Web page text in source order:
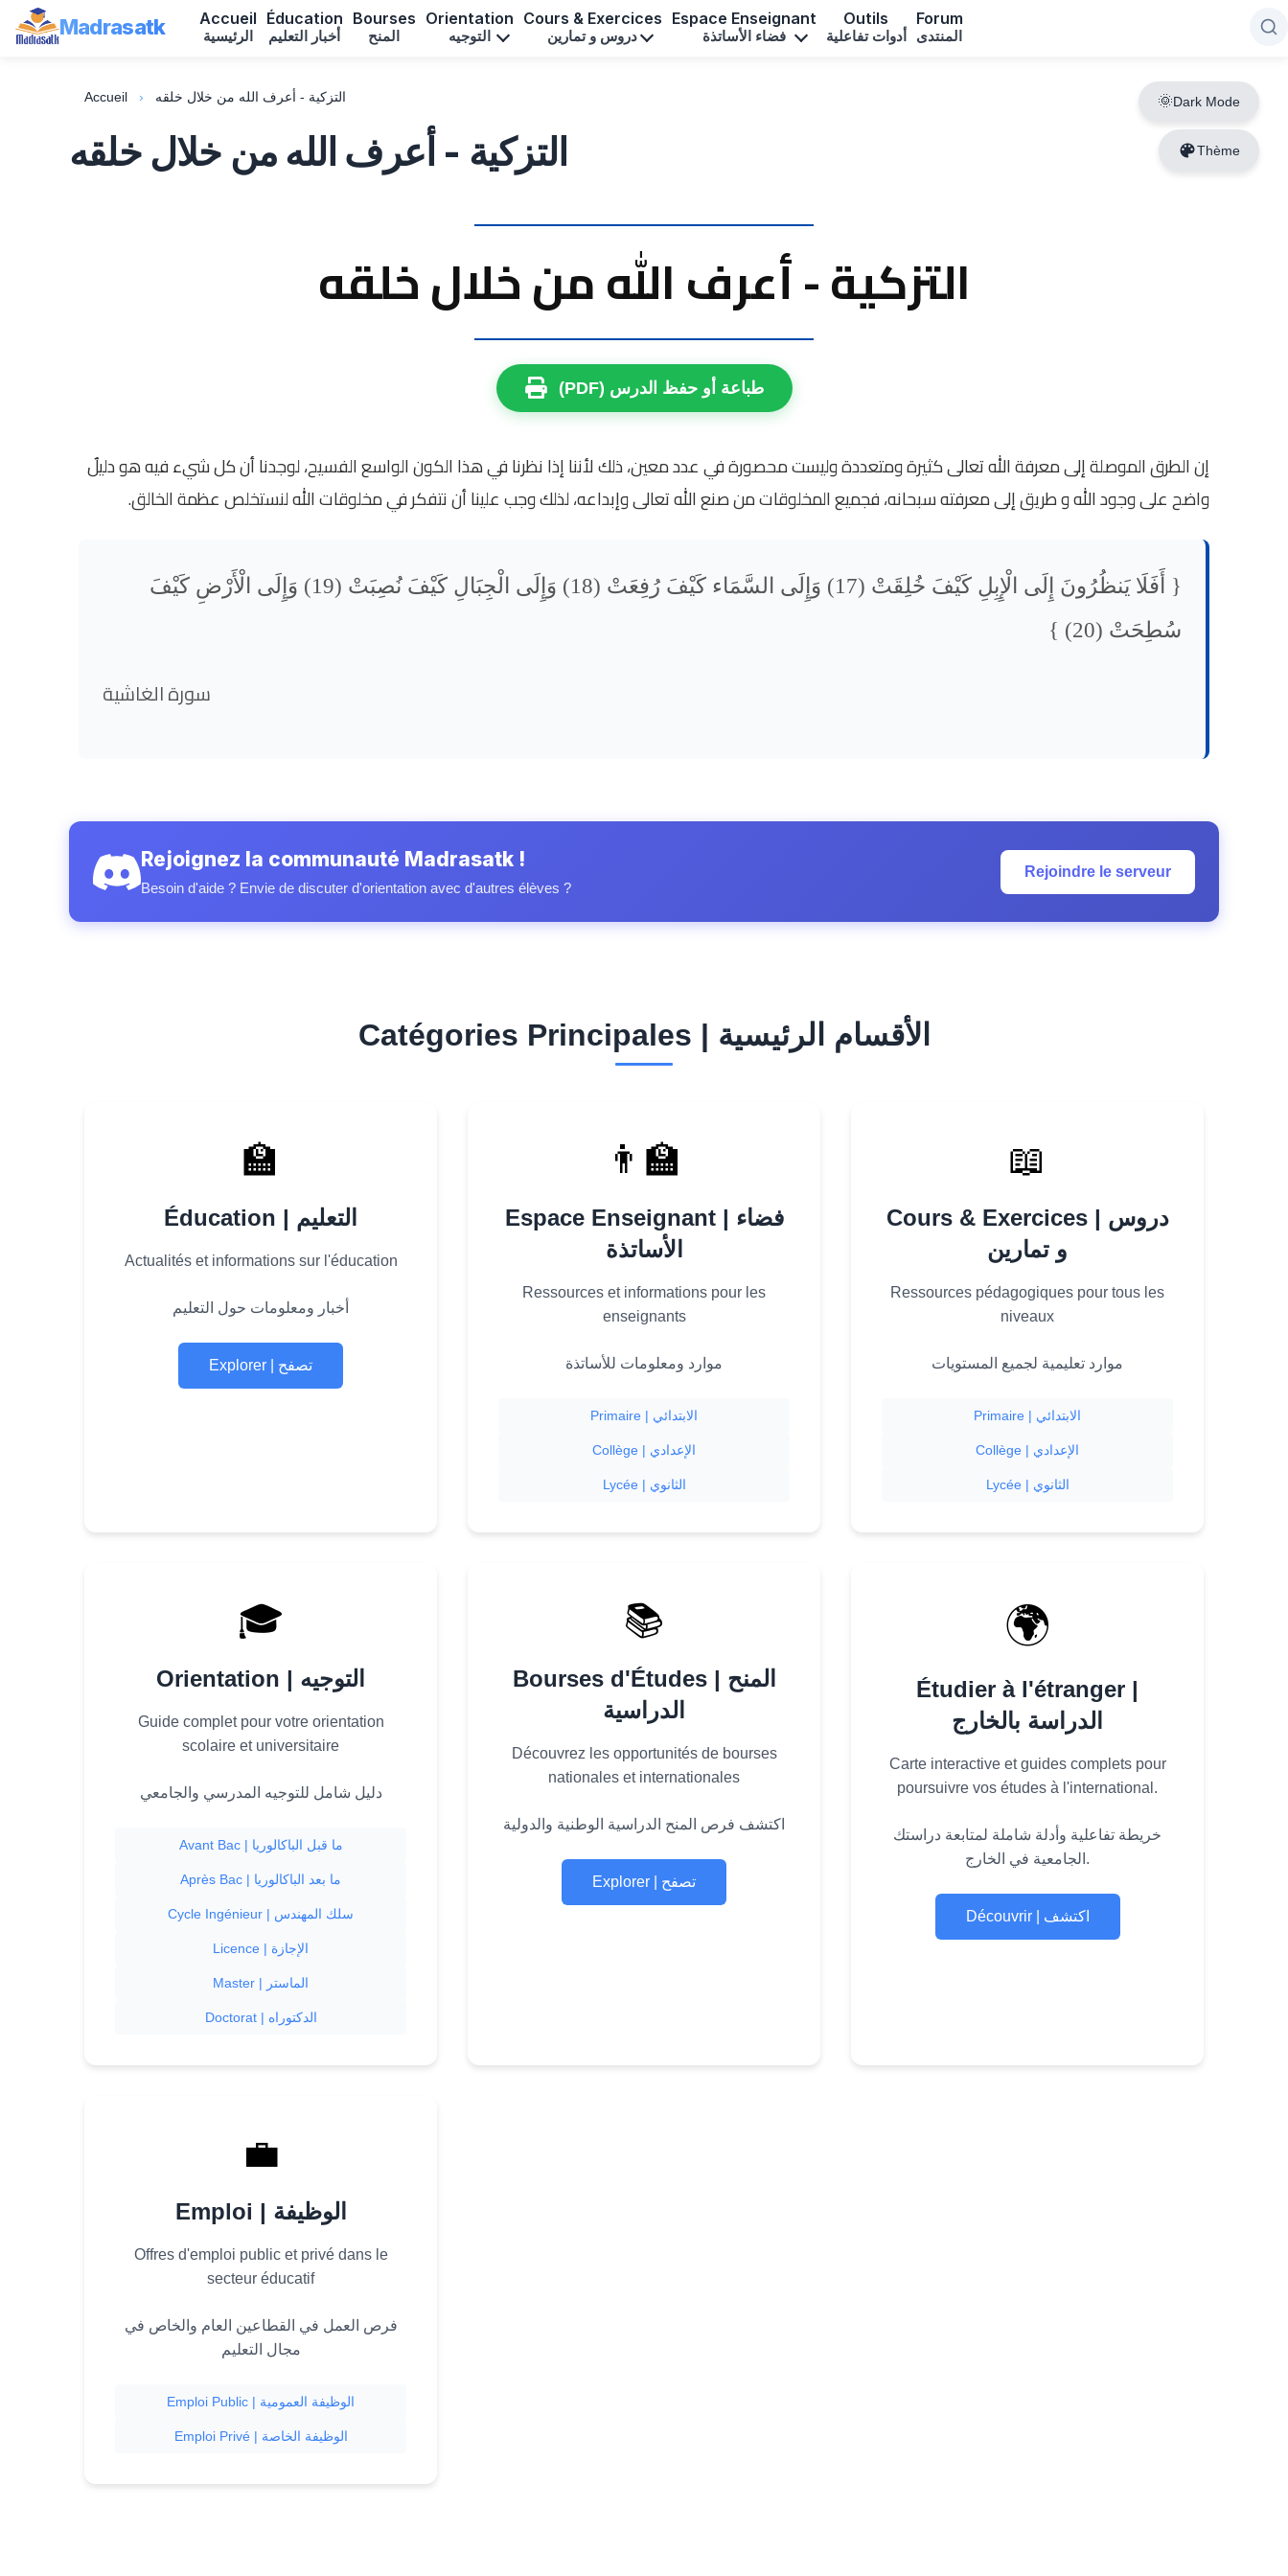
Madrasatk Accueil
الرئيسية
Éducation
أخبار التعليم
Bourses
المنح
Orientation
التوجيه
Cours & Exercices
دروس و تمارين
Espace Enseignant
فضاء الأساتذة
Outils
أدوات تفاعلية
Forum
المنتدى
Dark Mode
Thème
Accueil › التزكية - أعرف الله من خلال خلقه
التزكية - أعرف الله من خلال خلقه
التزكية - أعرف الله من خلال خلقه
طباعة أو حفظ الدرس (PDF)
إن الطرق الموصلة إلى معرفة الله تعالى كثيرة ومتعددة وليست محصورة في عدد معين، ذلك لأننا إذا نظرنا في هذا الكون الواسع الفسيح، لوجدنا أن كل شيء فيه هو دليلٌ
واضح على وجود الله و طريق إلى معرفته سبحانه، فجميع المخلوقات من صنع الله تعالى وإبداعه، لذلك وجب علينا أن نتفكر في مخلوقات الله لنستخلص عظمة الخالق.
{ أَفَلَا يَنظُرُونَ إِلَى الْإِبِلِ كَيْفَ خُلِقَتْ (17) وَإِلَى السَّمَاء كَيْفَ رُفِعَتْ (18) وَإِلَى الْجِبَالِ كَيْفَ نُصِبَتْ (19) وَإِلَى الْأَرْضِ كَيْفَ
سُطِحَتْ (20) }
سورة الغاشية
Rejoignez la communauté Madrasatk !
Besoin d'aide ? Envie de discuter d'orientation avec d'autres élèves ?
Rejoindre le serveur
Catégories Principales | الأقسام الرئيسية
🏫
Éducation | التعليم
Actualités et informations sur l'éducation
أخبار ومعلومات حول التعليم
Explorer | تصفح
👨‍🏫
Espace Enseignant | فضاء
الأساتذة
Ressources et informations pour les
enseignants
موارد ومعلومات للأساتذة
Primaire | الابتدائي
Collège | الإعدادي
Lycée | الثانوي
📖
Cours & Exercices | دروس
و تمارين
Ressources pédagogiques pour tous les
niveaux
موارد تعليمية لجميع المستويات
Primaire | الابتدائي
Collège | الإعدادي
Lycée | الثانوي
🎓
Orientation | التوجيه
Guide complet pour votre orientation
scolaire et universitaire
دليل شامل للتوجيه المدرسي والجامعي
Avant Bac | ما قبل الباكالوريا
Après Bac | ما بعد الباكالوريا
Cycle Ingénieur | سلك المهندس
Licence | الإجازة
Master | الماستر
Doctorat | الدكتوراه
📚
Bourses d'Études | المنح
الدراسية
Découvrez les opportunités de bourses
nationales et internationales
اكتشف فرص المنح الدراسية الوطنية والدولية
Explorer | تصفح
🌍
Étudier à l'étranger |
الدراسة بالخارج
Carte interactive et guides complets pour
poursuivre vos études à l'international.
خريطة تفاعلية وأدلة شاملة لمتابعة دراستك
الجامعية في الخارج.
Découvrir | اكتشف
💼
Emploi | الوظيفة
Offres d'emploi public et privé dans le
secteur éducatif
فرص العمل في القطاعين العام والخاص في
مجال التعليم
Emploi Public | الوظيفة العمومية
Emploi Privé | الوظيفة الخاصة